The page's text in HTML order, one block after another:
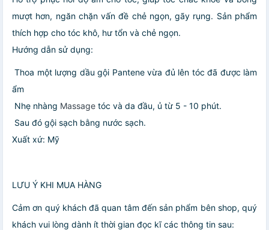
mượt hơn, ngăn chặn vấn đề chẻ ngọn, gãy rụng. Sản phẩm
thích hợp cho tóc khô, hư tổn và chẻ ngọn.
Hướng dẫn sử dụng:
Thoa một lượng dầu gội Pantene vừa đủ lên tóc đã được làm
ẩm
Nhẹ nhàng Massage tóc và da đầu, ủ từ 5 - 10 phút.
Sau đó gội sạch bằng nước sạch.
Xuất xứ: Mỹ
LƯU Ý KHI MUA HÀNG
Cảm ơn quý khách đã quan tâm đến sản phẩm bên shop, quý
khách vui lòng dành ít thời gian đọc kĩ các thông tin sau: